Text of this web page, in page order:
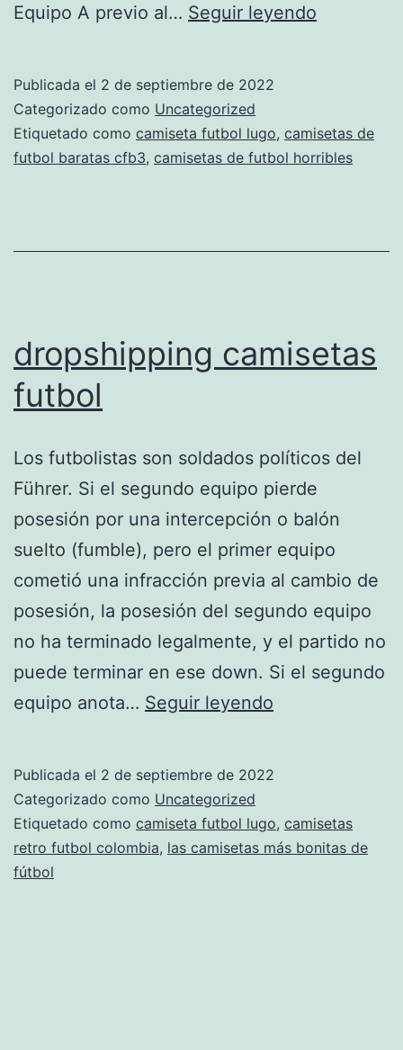
Equipo A previo al… Seguir leyendo
Publicada el 2 de septiembre de 2022
Categorizado como Uncategorized
Etiquetado como camiseta futbol lugo, camisetas de
futbol baratas cfb3, camisetas de futbol horribles
dropshipping camisetas
futbol
Los futbolistas son soldados políticos del
Führer. Si el segundo equipo pierde
posesión por una intercepción o balón
suelto (fumble), pero el primer equipo
cometió una infracción previa al cambio de
posesión, la posesión del segundo equipo
no ha terminado legalmente, y el partido no
puede terminar en ese down. Si el segundo
equipo anota… Seguir leyendo
Publicada el 2 de septiembre de 2022
Categorizado como Uncategorized
Etiquetado como camiseta futbol lugo, camisetas
retro futbol colombia, las camisetas más bonitas de
fútbol